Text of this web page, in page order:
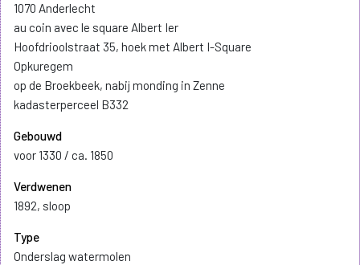
1070 Anderlecht
au coin avec le square Albert Ier
Hoofdrioolstraat 35, hoek met Albert I-Square
Opkuregem
op de Broekbeek, nabij monding in Zenne
kadasterperceel B332
Gebouwd
voor 1330 / ca. 1850
Verdwenen
1892, sloop
Type
Onderslag watermolen